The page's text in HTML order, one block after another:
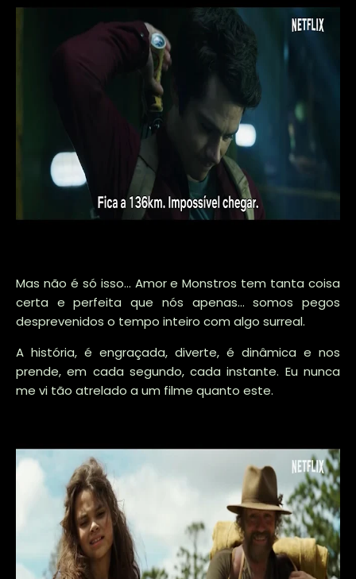
Mas não é só isso... Amor e Monstros tem tanta coisa
certa e perfeita que nós apenas... somos pegos
desprevenidos o tempo inteiro com algo surreal.
A história, é engraçada, diverte, é dinâmica e nos
prende, em cada segundo, cada instante. Eu nunca
me vi tão atrelado a um filme quanto este.